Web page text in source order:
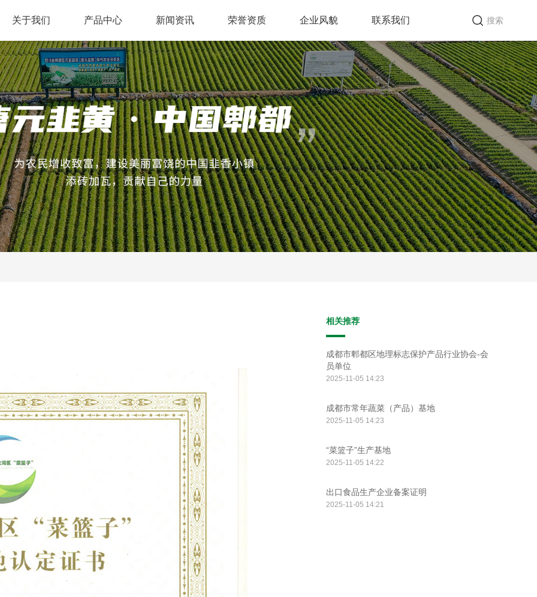
关于我们 产品中心 新闻资讯 荣誉资质 企业风貌 联系我们 搜索
相关推荐
成都市郫都区地理标志保护产品行业协会-会
员单位
2025-11-05 14:23
成都市常年蔬菜（产品）基地
2025-11-05 14:23
“菜篮子”生产基地
2025-11-05 14:22
出口食品生产企业备案证明
2025-11-05 14:21